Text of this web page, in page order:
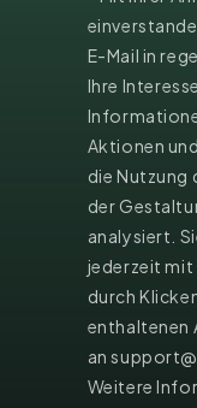
E-Mail in
Ihre
Aktionen
die Nutzung
der
analysiert.
jederzeit mit
durch
enthaltenen
an
Weitere